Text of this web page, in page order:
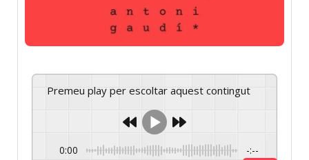
Premeu play per escoltar aquest contingut
0:00 -:--